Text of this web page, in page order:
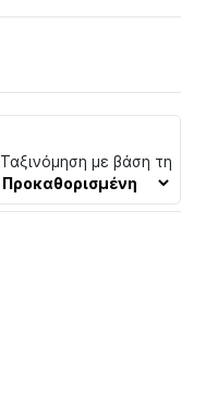
Ταξινόμηση με βάση τη